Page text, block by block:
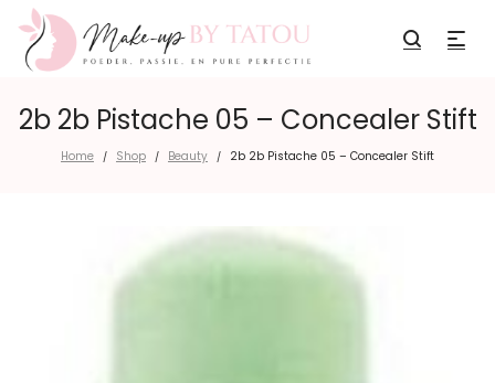
2b 2b Pistache 05 – Concealer Stift
Home / Shop / Beauty / 2b 2b Pistache 05 – Concealer Stift